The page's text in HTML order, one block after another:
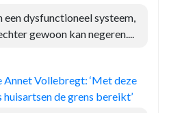
dysfunctioneel systeem,
gewoon kan negeren....
Vollebregt: ‘Met deze
de grens bereikt’